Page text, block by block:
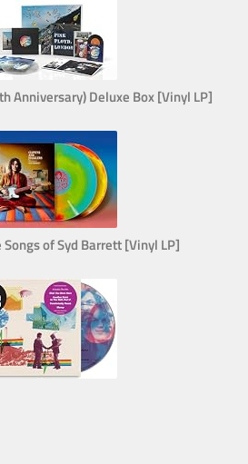
Anniversary) Deluxe Box [Vinyl LP]
of Syd Barrett [Vinyl LP]